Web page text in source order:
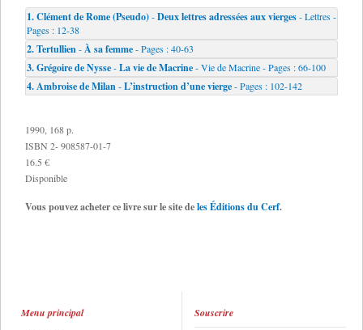
1.Clément de Rome (Pseudo)-Deux lettres adressées aux vierges- Lettres -
Pages : 12-38
2.Tertullien-À sa femme- Pages : 40-63
3.Grégoire de Nysse-La vie de Macrine- Vie de Macrine - Pages : 66-100
4.Ambroise de Milan-L’instruction d’une vierge- Pages : 102-142
1990, 168 p.
ISBN 2- 908587-01-7
16.5 €
Disponible
Vous pouvez acheter ce livre sur le site deles Éditions du Cerf.
Menu principal Souscrire